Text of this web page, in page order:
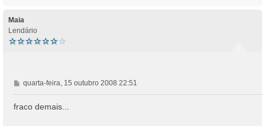
Maia
Lendário
M
e
n
quarta-feira, 15 outubro 2008 22:51
fraco demais...